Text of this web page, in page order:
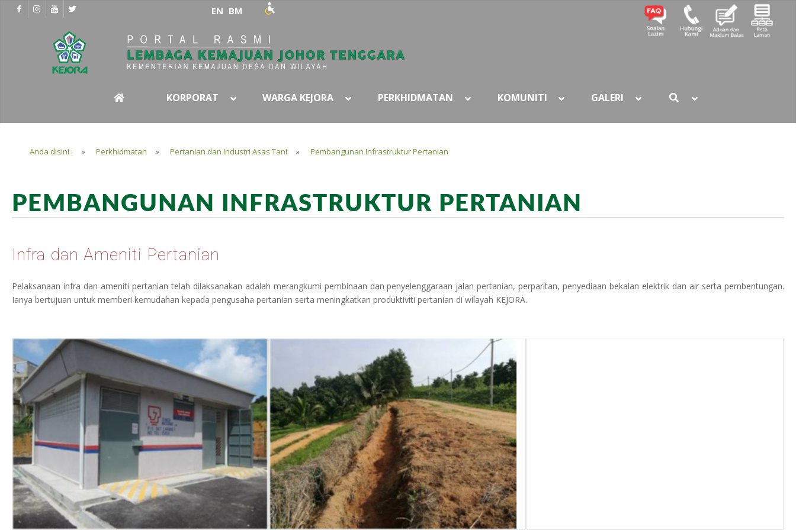
EN BM
KORPORAT WARGA KEJORA PERKHIDMATAN KOMUNITI GALERI
Anda disini : » Perkhidmatan » Pertanian dan Industri Asas Tani » Pembangunan Infrastruktur Pertanian
PEMBANGUNAN INFRASTRUKTUR PERTANIAN
Infra dan Ameniti Pertanian
Pelaksanaan infra dan ameniti pertanian telah dilaksanakan adalah merangkumi pembinaan dan penyelenggaraan jalan pertanian, perparitan, penyediaan bekalan elektrik dan air serta pembentungan.
Ianya bertujuan untuk memberi kemudahan kepada pengusaha pertanian serta meningkatkan produktiviti pertanian di wilayah KEJORA.